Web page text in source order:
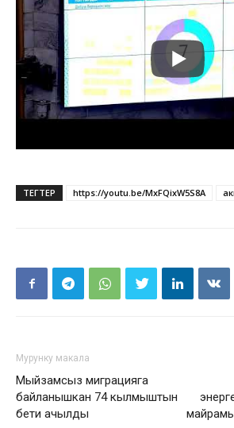
ТЕГТЕР https://youtu.be/MxFQixW5S8A
Мурунку макала
Мыйзамсыз миграцияга
байланышкан 74 кылмыштын
бети ачылды